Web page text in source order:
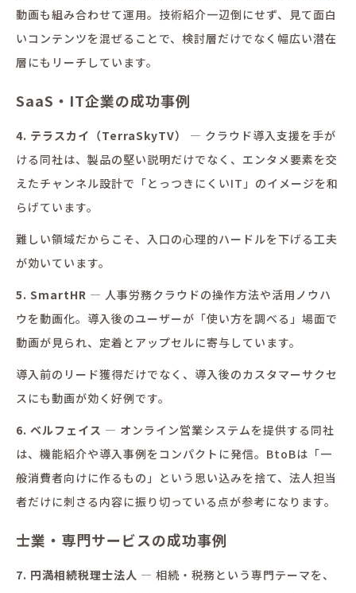
動画も組み合わせて運用。技術紹介一辺倒にせず、見て面白
いコンテンツを混ぜることで、検討層だけでなく幅広い潜在
層にもリーチしています。
SaaS・IT企業の成功事例
4. テラスカイ（TerraSkyTV）
— クラウド導入支援を手が
ける同社は、製品の堅い説明だけでなく、エンタメ要素を交
えたチャンネル設計で「とっつきにくいIT」のイメージを和
らげています。
難しい領域だからこそ、入口の心理的ハードルを下げる工夫
が効いています。
5. SmartHR — 人事労務クラウドの操作方法や活用ノウハ
ウを動画化。導入後のユーザーが「使い方を調べる」場面で
動画が見られ、定着とアップセルに寄与しています。
導入前のリード獲得だけでなく、導入後のカスタマーサクセ
スにも動画が効く好例です。
6. ベルフェイス — オンライン営業システムを提供する同社
は、機能紹介や導入事例をコンパクトに発信。BtoBは「一
般消費者向けに作るもの」という思い込みを捨て、法人担当
者だけに刺さる内容に振り切っている点が参考になります。
士業・専門サービスの成功事例
7. 円満相続税理士法人 — 相続・税務という専門テーマを、